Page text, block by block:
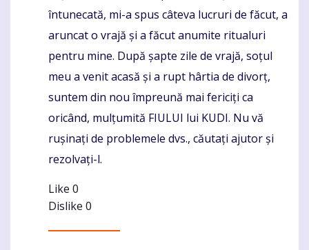
întunecată, mi-a spus câteva lucruri de făcut, a
aruncat o vrajă și a făcut anumite ritualuri
pentru mine. După șapte zile de vrajă, soțul
meu a venit acasă și a rupt hârtia de divorț,
suntem din nou împreună mai fericiți ca
oricând, mulțumită FIULUI lui KUDI. Nu vă
rușinați de problemele dvs., căutați ajutor și
rezolvați-l.
Like 0
Dislike 0